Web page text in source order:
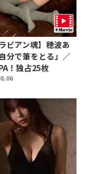
ラビアン魂】穂波あ
分で筆をとる」／
！独占25枚